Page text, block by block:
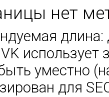
нет
длина:
использует
уместно
для